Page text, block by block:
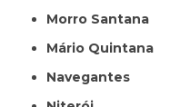
Morro Santana
Mário Quintana
Navegantes